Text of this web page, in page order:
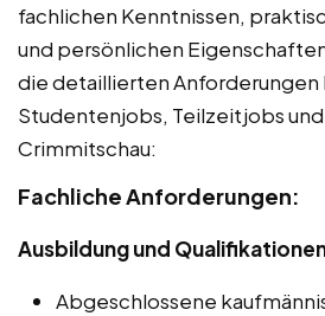
fachlichen Kenntnissen,
und persönlichen
die detaillierten Anforderungen
Studentenjobs, Teilzeitjobs
Crimmitschau:
Fachliche Anforderungen:
Ausbildung und
Abgeschlossene